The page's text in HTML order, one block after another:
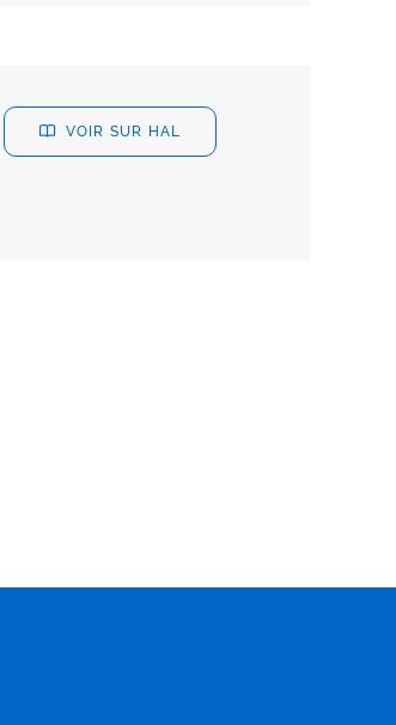
VOIR SUR HAL